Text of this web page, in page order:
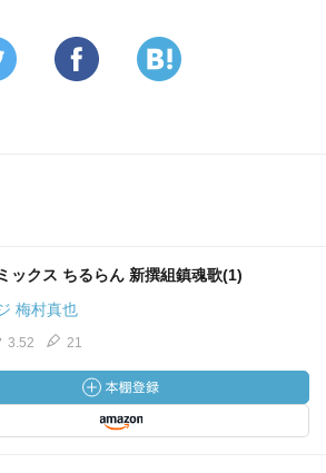
ックス ちるらん 新撰組鎮魂歌(1)
梅村真也
3.52 21